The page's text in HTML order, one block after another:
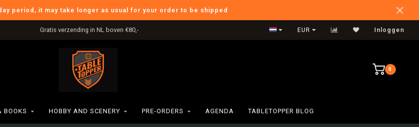
period, it may take longer as usual for your order to be shipped
Gratis verzending in NL boven €80,- International Shipping
EUR Inloggen
0
BOOKS HOBBY AND SCENERY PRE-ORDERS AGENDA TABLETOPPER BLOG